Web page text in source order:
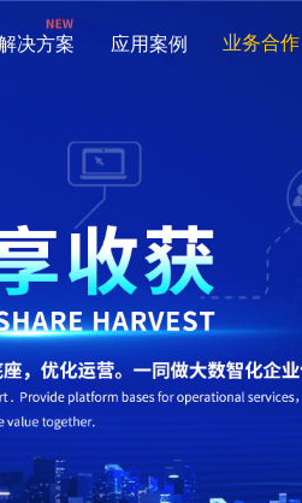
决方案 应用案例 业务合作